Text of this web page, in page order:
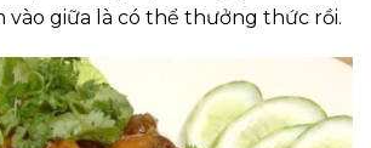
vào giữa là có thể thưởng thức rồi.